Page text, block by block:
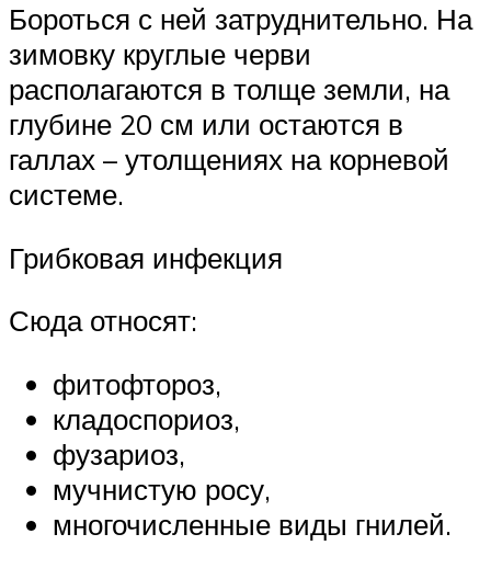
Бороться с ней затруднительно. На
зимовку круглые черви
располагаются в толще земли, на
глубине 20 см или остаются в
галлах – утолщениях на корневой
системе.
Грибковая инфекция
Сюда относят:
фитофтороз,
кладоспориоз,
фузариоз,
мучнистую росу,
многочисленные виды гнилей.